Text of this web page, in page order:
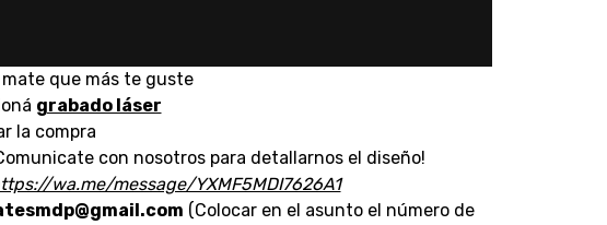
mate que más te guste
grabado láser
la compra
con nosotros para detallarnos el diseño!
wa.me/message/YXMF5MDI7626A1
(Colocar en el asunto el número de